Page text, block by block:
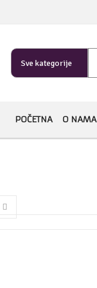
Sve kategorije
POČETNA O NAMA